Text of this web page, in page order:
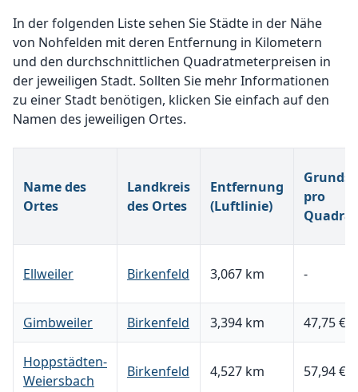
In der folgenden Liste sehen Sie Städte in der Nähe
von Nohfelden mit deren Entfernung in Kilometern
und den durchschnittlichen Quadratmeterpreisen in
der jeweiligen Stadt. Sollten Sie mehr Informationen
zu einer Stadt benötigen, klicken Sie einfach auf den
Namen des jeweiligen Ortes.
Name des
Ortes
Landkreis
des Ortes
Entfernung
(Luftlinie)
pro
Ellweiler Birkenfeld 3,067 km -
Gimbweiler Birkenfeld 3,394 km 47,75 €
Hoppstädten-
Weiersbach
Birkenfeld 4,527 km 57,94 €